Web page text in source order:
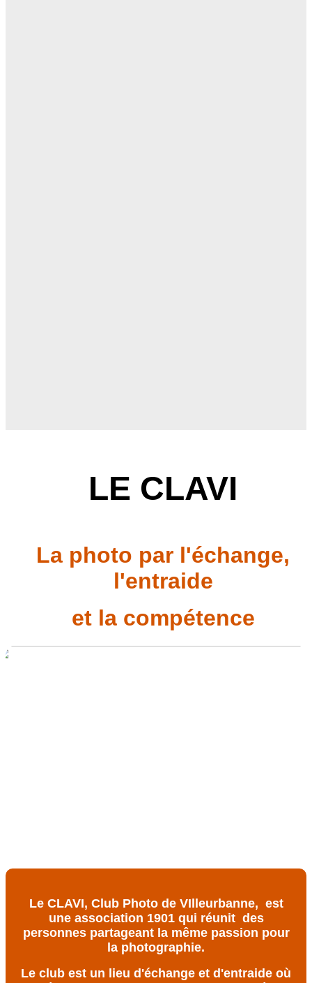
LE CLAVI
La photo par l'échange,
l'entraide
et la compétence
Le CLAVI, Club Photo de VIlleurbanne, est
une association 1901 qui réunit des
personnes partageant la même passion pour
la photographie.
Le club est un lieu d'échange et d'entraide où